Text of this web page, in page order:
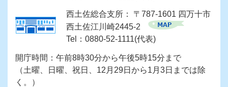
西土佐総合支所： 〒787-1601 四万十市
西土佐江川崎2445-2
Tel：0880-52-1111(代表)
開庁時間：午前8時30分から午後5時15分まで
（土曜、日曜、祝日、12月29日から1月3日までは除
く。）